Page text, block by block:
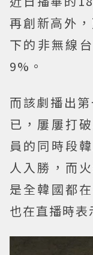
再創新高外
下的非無線
9%。
而該劇播出
已，屢屢打
員的同時段
人入勝，而
是全韓國都
也在直播時表